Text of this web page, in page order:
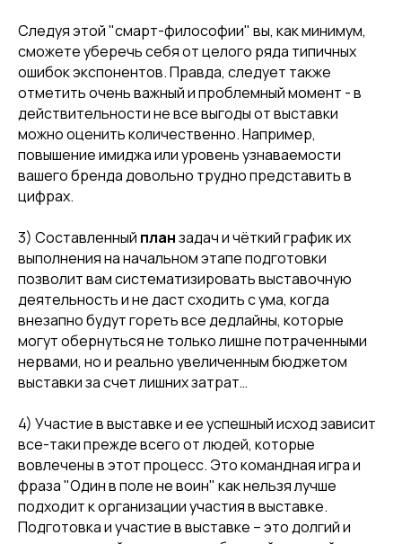
Следуя этой "смарт-философии" вы, как минимум,
сможете уберечь себя от целого ряда типичных
ошибок экспонентов. Правда, следует также
отметить очень важный и проблемный момент - в
действительности не все выгоды от выставки
можно оценить количественно. Например,
повышение имиджа или уровень узнаваемости
вашего бренда довольно трудно представить в
цифрах.
3) Составленный планзадач и чёткий график их
выполнения на начальном этапе подготовки
позволит вам систематизировать выставочную
деятельность и не даст сходить с ума, когда
внезапно будут гореть все дедлайны, которые
могут обернуться не только лишне потраченными
нервами, но и реально увеличенным бюджетом
выставки за счет лишних затрат…
4) Участие в выставке и ее успешный исход зависит
все-таки прежде всего от людей, которые
вовлечены в этот процесс. Это командная игра и
фраза "Один в поле не воин" как нельзя лучше
подходит к организации участия в выставке.
Подготовка и участие в выставке – это долгий и